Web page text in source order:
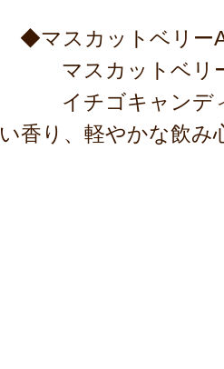
◆マスカットベリー
マスカットベリー
イチゴキャンディ
い香り、軽やかな飲み